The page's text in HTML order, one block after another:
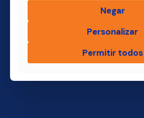
Quem Somos
Blog Finsol
Você, um Empresário de
Negar
Personalizar
Permitir todos